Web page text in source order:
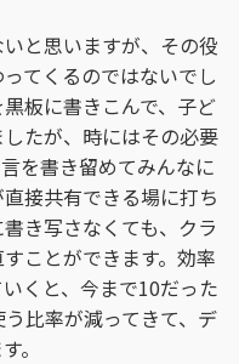
と思いますが、その役
てくるのではないでし
板に書きこんで、子ど
たが、時にはその必要
を書き留めてみんなに
接共有できる場に打ち
き写さなくても、クラ
ことができます。効率
くと、今まで10だった
比率が減ってきて、デ
。